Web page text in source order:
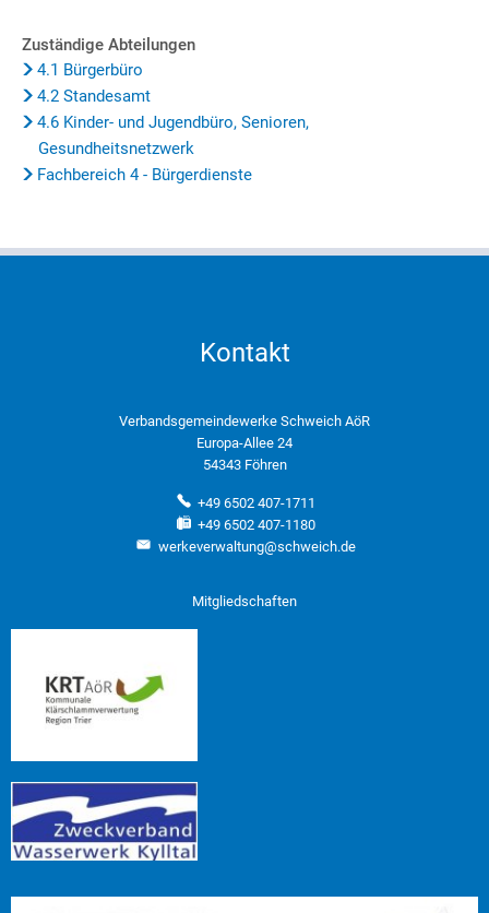
Zuständige Abteilungen
4.1 Bürgerbüro
4.2 Standesamt
4.6 Kinder- und Jugendbüro, Senioren,
Gesundheitsnetzwerk
Fachbereich 4 - Bürgerdienste
Kontakt
Verbandsgemeindewerke Schweich AöR
Europa-Allee 24
54343 Föhren
+49 6502 407-1711
+49 6502 407-1180
werkeverwaltung@schweich.de
Mitgliedschaften